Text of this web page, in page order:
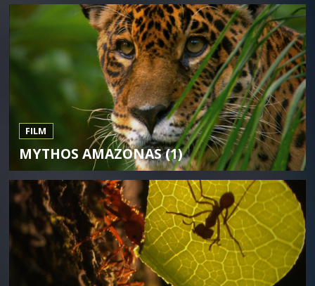
FILM
MYTHOS AMAZONAS (1)